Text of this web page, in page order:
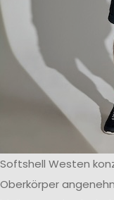
Softshell Westen
Oberkörper